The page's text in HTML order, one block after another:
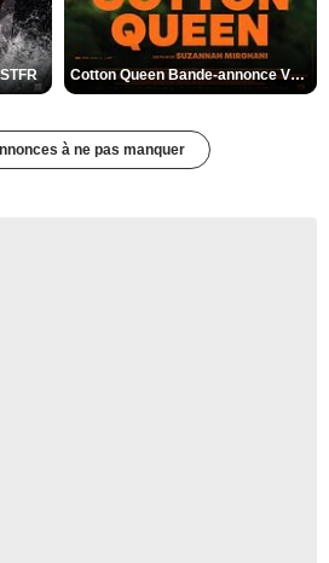
Cotton Queen Bande-annonce VO STFR
à ne pas manquer